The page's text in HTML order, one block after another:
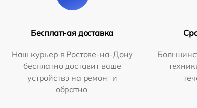
Бесплатная доставка
Наш курьер в Ростове-на-Дону
бесплатно доставит ваше
устройство на ремонт и
обратно.